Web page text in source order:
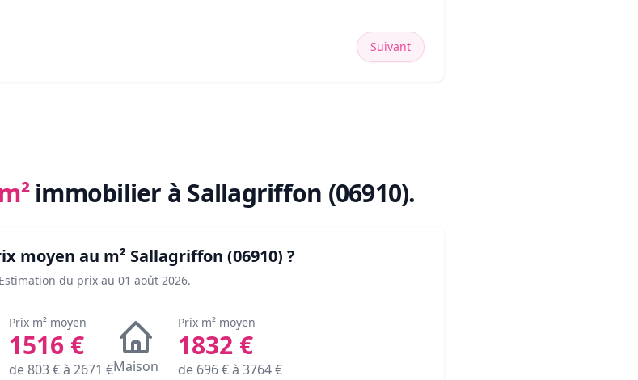
Suivant
immobilier à Sallagriffon (06910).
moyen au m² Sallagriffon (06910) ?
Estimation du prix au 01 août 2026.
Prix m² moyen
1516€
de803€ à 2671 €Maison
Prix m² moyen
1832€
de 696€ à 3764€